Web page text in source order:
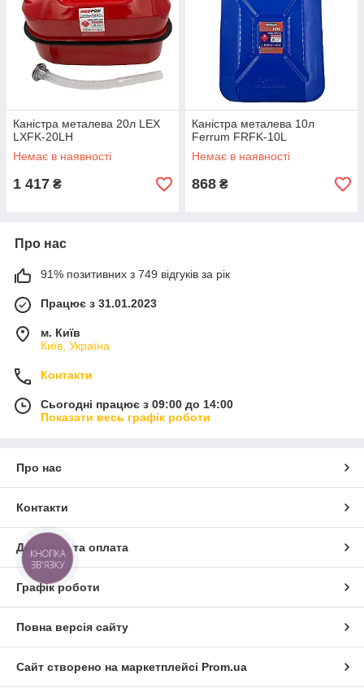
Каністра металева 20л LEX
LXFK-20LH
Немає в наявності
1 417 ₴
Каністра металева 10л
Ferrum FRFK-10L
Немає в наявності
868 ₴
Про нас
91% позитивних з 749 відгуків за рік
Працює з 31.01.2023
м. Київ
Київ, Україна
Контакти
Сьогодні працює з 09:00 до 14:00
Показати весь графік роботи
Про нас
Контакти
Доставка та оплата
Графік роботи
Повна версія сайту
Сайт створено на маркетплейсі Prom.ua
КНОПКА
ЗВ'ЯЗКУ